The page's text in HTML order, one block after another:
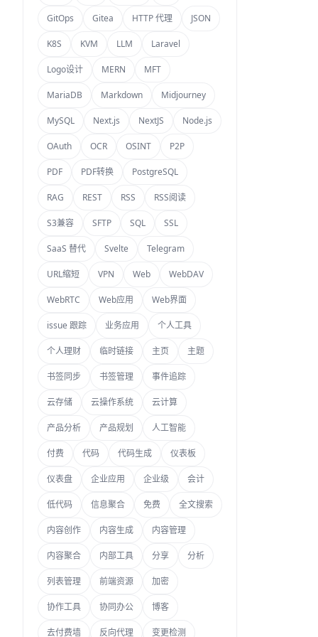
GitOps Gitea HTTP 代理 JSON
K8S KVM LLM Laravel
Logo设计 MERN MFT
MariaDB Markdown Midjourney
MySQL Next.js NextJS Node.js
OAuth OCR OSINT P2P
PDF PDF转换 PostgreSQL
RAG REST RSS RSS阅读
S3兼容 SFTP SQL SSL
SaaS 替代 Svelte Telegram
URL缩短 VPN Web WebDAV
WebRTC Web应用 Web界面
issue 跟踪 业务应用 个人工具
个人理财 临时链接 主页 主题
书签同步 书签管理 事件追踪
云存储 云操作系统 云计算
产品分析 产品规划 人工智能
付费 代码 代码生成 仪表板
仪表盘 企业应用 企业级 会计
低代码 信息聚合 免费 全文搜索
内容创作 内容生成 内容管理
内容聚合 内部工具 分享 分析
列表管理 前端资源 加密
协作工具 协同办公 博客
去付费墙 反向代理 变更检测